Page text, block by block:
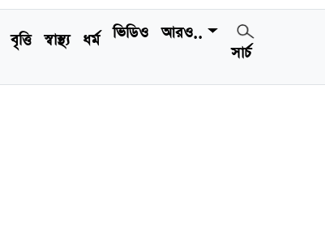
বৃত্তি স্বাস্থ্য ধর্ম ভিডিও
আরও..
সার্চ